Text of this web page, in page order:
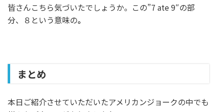
皆さんこちら気づいたでしょうか。この”7 ate 9″の部
分、８という意味の。
まとめ
本日ご紹介させていただいたアメリカンジョークの中でも